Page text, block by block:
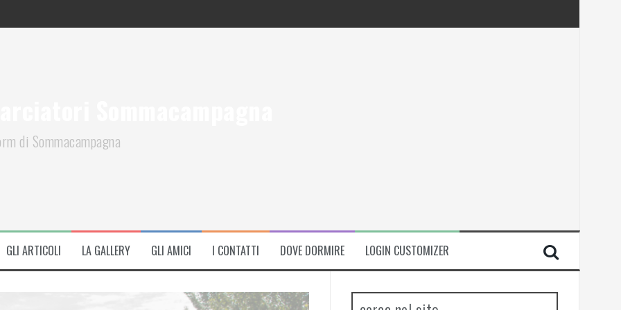
di Sommacampagna
GLI ARTICOLI LA GALLERY GLI AMICI I CONTATTI DOVE DORMIRE LOGIN CUSTOMIZER